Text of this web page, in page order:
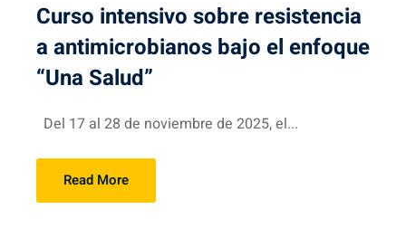
Curso intensivo sobre resistencia
a antimicrobianos bajo el enfoque
“Una Salud”
Del 17 al 28 de noviembre de 2025, el...
Read More